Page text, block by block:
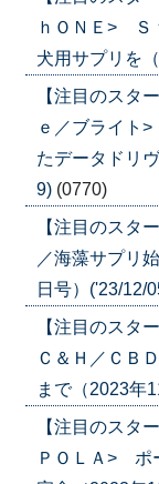
ｈＯＮＥ> Ｓ
犬用サプリを
【注目のスタ
ｅ／ブライト
たデータドリ
9) (0770)
【注目のス
／海藻サプリ
日号）('23/12/
【注目のス
Ｃ＆Ｈ／ＣＢ
まで（2023年
【注目のスタ
ＰＯＬＡ> ポ